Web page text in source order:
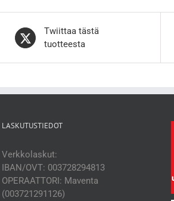
Twiittaa tästä
tuotteesta
LASKUTUSTIEDOT
Verkkolaskut:
IBAN/OVT: 003728294813
OPERAATTORI: Maventa
(003721291126)